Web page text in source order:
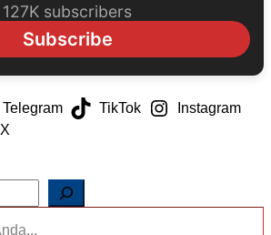
127K subscribers
Subscribe
Telegram TikTok
Instagram
X